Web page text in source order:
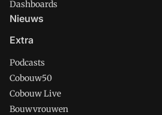
Dashboards
Nieuws
Extra
Podcasts
Cobouw50
Cobouw Live
Bouwvrouwen